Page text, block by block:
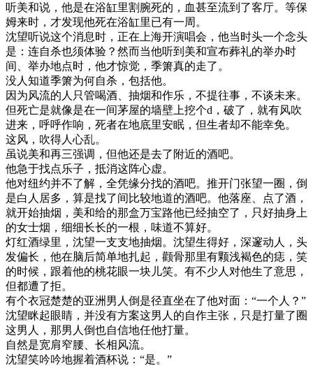
听美和说，他是在浴缸里割腕死的，血甚至流到了客厅。等保
姆来时，才发现他死在浴缸里已有一周。
沈望听说这个消息时，正在上海开演唱会，他当时头一个念头
是：连自杀也须体验？然而当他听到美和宣布葬礼的举办时
间、举办地点时，他才惊觉，季箫真的走了。
没人知道季箫为何自杀，包括他。
因为风流的人只管喝酒、抽烟和作乐，不提往事，不谈未来。
但死亡是就像是在一间茅屋的墙壁上挖个d，破了，就有风吹
进来，呼呼作响，死者在地底里安眠，但生者却不能幸免。
这风，吹得人心乱。
虽说美和再三强调，但他还是去了附近的酒吧。
他急于找点乐子，抵消这阵心虚。
他对纽约并不了解，全凭缘分找的酒吧。推开门张望一圈，倒
是白人居多，算是找了间比较地道的酒吧。他落座、点了酒，
就开始抽烟，美和给的那盒万宝路他已经抽空了，只好抽身上
的女士烟，细细长长的一根，味道不算好。
灯红酒绿里，沈望一支支地抽烟。沈望生得好，深邃动人，头
发偏长，他在脑后简单地扎起，颧骨那里有颗浅褐色的痣，笑
的时候，跟着他的桃花眼一块儿笑。有不少人对他生了意思，
但都遭了拒。
有个衣冠楚楚的亚洲男人倒是径直坐在了他对面：“一个人？”
沈望眯起眼睛，并没有方案这男人的自作主张，只是打量了圈
这男人，那男人倒也自信地任他打量。
自然是宽肩窄腰、长相风流。
沈望笑吟吟地握着酒杯说：“是。”